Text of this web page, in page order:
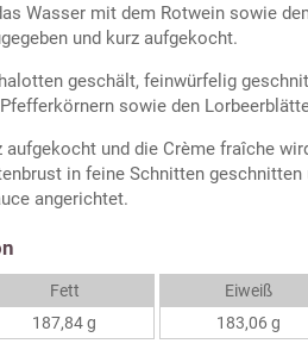
Wasser mit dem Rotwein sowie
und kurz aufgekocht.
geschält, feinwürfelig
sowie den
aufgekocht und die Crème fraîche
in feine Schnitten
angerichtet.
Fett
187,84 g
Eiweiß
183,06 g